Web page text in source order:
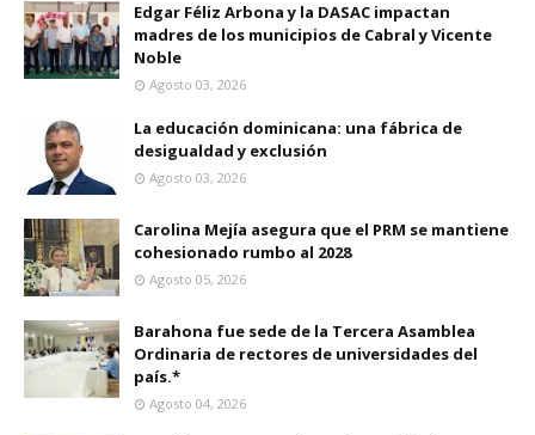
Edgar Féliz Arbona y la DASAC impactan
madres de los municipios de Cabral y Vicente
Noble
Agosto 03, 2026
La educación dominicana: una fábrica de
desigualdad y exclusión
Agosto 03, 2026
Carolina Mejía asegura que el PRM se mantiene
cohesionado rumbo al 2028
Agosto 05, 2026
Barahona fue sede de la Tercera Asamblea
Ordinaria de rectores de universidades del
país.*
Agosto 04, 2026